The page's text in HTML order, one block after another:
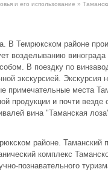
и его использование »
В Темрюкском районе
возделыванию
В поездку по
экскурсией. Экскурсия
примечательные места
продукции и почти
вина "Таманская
районе. Таманский
комплекс
познавательного